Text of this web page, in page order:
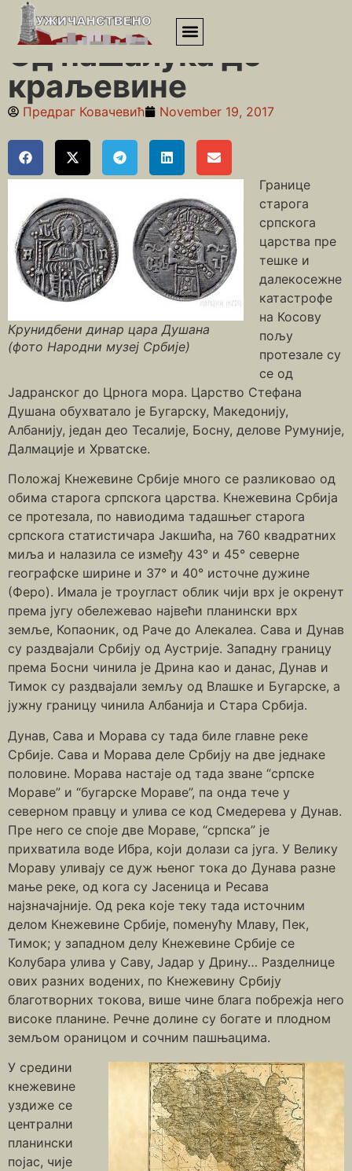
Почетна»19. век»Од пашалука до краљевине
Од пашалука до
краљевине
Предраг Ковачевић November 19, 2017
Крунидбени динар цара Душана
(фото Народни музеј Србије)
Границе
старога
српскога
царства пре
тешке и
далекосежне
катастрофе
на Косову
пољу
протезале су
се од
Јадранског до Црнога мора. Царство Стефана
Душана обухватало је Бугарску, Македонију,
Албанију, један део Тесалије, Босну, делове Румуније,
Далмације и Хрватске.
Положај Кнежевине Србије много се разликовао од
обима старога српскога царства. Кнежевина Србија
се протезала, по навиодима тадашњег старога
српскога статистичара Јакшића, на 760 квадратних
миља и налазила се између 43° и 45° северне
географске ширине и 37° и 40° источне дужине
(Феро). Имала је троугласт облик чији врх је окренут
према југу обележевао највећи планински врх
земље, Копаоник, од Раче до Алекалеа. Сава и Дунав
су раздвајали Србију од Аустрије. Западну границу
према Босни чинила је Дрина као и данас, Дунав и
Тимок су раздвајали земљу од Влашке и Бугарске, a
јужну границу чинила Албанија и Стара Србија.
Дунав, Сава и Морава су тада биле главне реке
Србије. Сава и Морава деле Србију на две једнаке
половине. Морава настаје од тада зване “српске
Мораве” и “бугарске Мораве”, па онда тече у
северном правцу и улива се код Смедерева у Дунав.
Пре него се споје две Мораве, “српска” је
прихватила воде Ибра, који долази са југа. У Велику
Мораву уливају се дуж њеног тока до Дунава разне
мање реке, од кога су Јасеница и Ресава
најзначајније. Од река које теку тада источним
делом Кнежевине Србије, поменућу Млаву, Пек,
Тимок; у западном делу Кнежевине Србије се
Колубара улива у Саву, Јадар у Дрину… Разделнице
ових разних водених, по Кнежевину Србију
благотворних токова, више чине блага побрежја него
високе планине. Речне долине су богате и плодном
земљом ораницом и сочним пашњацима.
У средини
кнежевине
уздиже се
централни
планински
појас, чије